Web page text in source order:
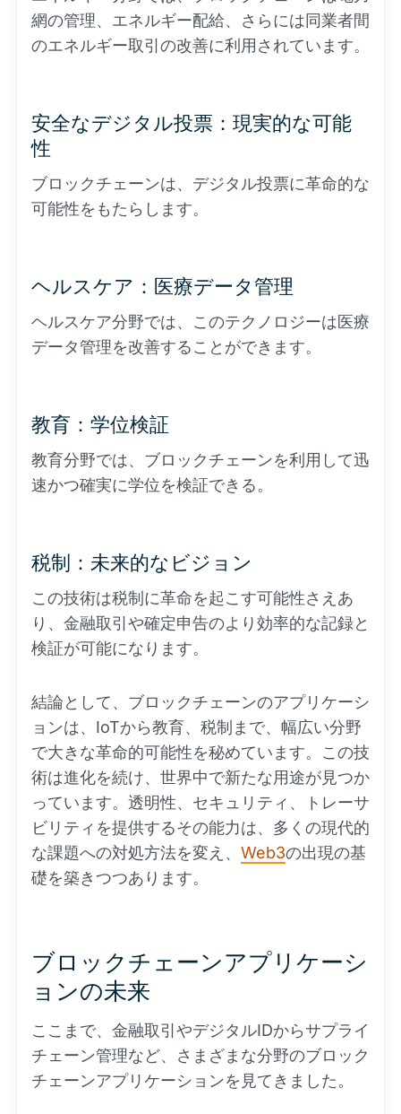
網の管理、エネルギー配給、さらには同業者間
のエネルギー取引の改善に利用されています。
安全なデジタル投票：現実的な可能
性
ブロックチェーンは、デジタル投票に革命的な
可能性をもたらします。
ヘルスケア：医療データ管理
ヘルスケア分野では、このテクノロジーは医療
データ管理を改善することができます。
教育：学位検証
教育分野では、ブロックチェーンを利用して迅
速かつ確実に学位を検証できる。
税制：未来的なビジョン
この技術は税制に革命を起こす可能性さえあ
り、金融取引や確定申告のより効率的な記録と
検証が可能になります。
結論として、ブロックチェーンのアプリケーシ
ョンは、IoTから教育、税制まで、幅広い分野
で大きな革命的可能性を秘めています。この技
術は進化を続け、世界中で新たな用途が見つか
っています。透明性、セキュリティ、トレーサ
ビリティを提供するその能力は、多くの現代的
な課題への対処方法を変え、 Web3の出現の基
礎を築きつつあります。
ブロックチェーンアプリケーシ
ョンの未来
ここまで、金融取引やデジタルIDからサプライ
チェーン管理など、さまざまな分野のブロック
チェーンアプリケーションを見てきました。